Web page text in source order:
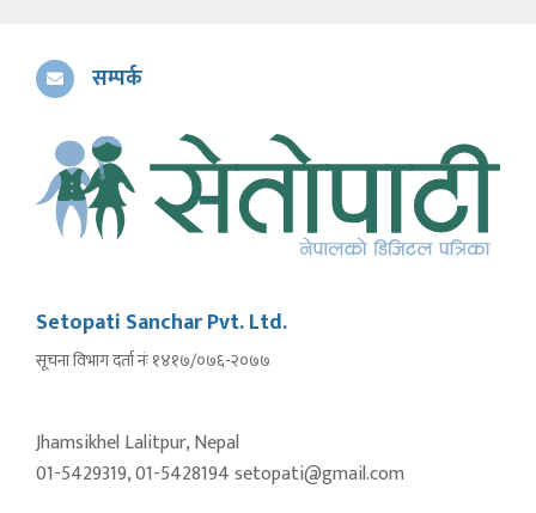
सम्पर्क
Setopati Sanchar Pvt. Ltd.
सूचना विभाग दर्ता नंः १४१७/०७६-२०७७
Jhamsikhel Lalitpur, Nepal
01-5429319, 01-5428194 setopati@gmail.com